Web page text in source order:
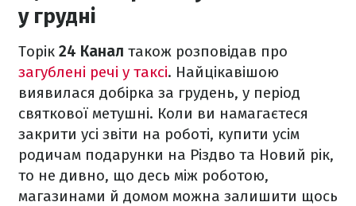
у грудні
Торік 24 Канал також розповідав про
загублені речі у таксі. Найцікавішою
виявилася добірка за грудень, у період
святкової метушні. Коли ви намагаєтеся
закрити усі звіти на роботі, купити усім
родичам подарунки на Різдво та Новий рік,
то не дивно, що десь між роботою,
магазинами й домом можна залишити щось